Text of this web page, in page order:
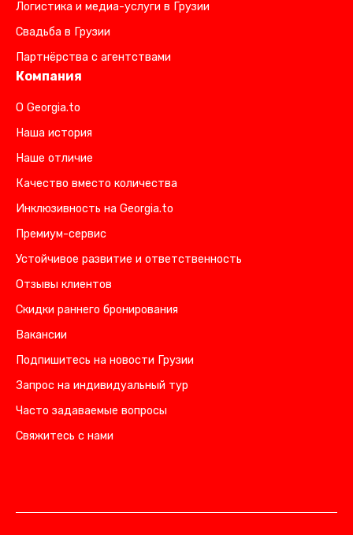
Логистика и медиа-услуги в Грузии
Свадьба в Грузии
Партнёрства с агентствами
Компания
О Georgia.to
Наша история
Наше отличие
Качество вместо количества
Инклюзивность на Georgia.to
Премиум-сервис
Устойчивое развитие и ответственность
Отзывы клиентов
Скидки раннего бронирования
Вакансии
Подпишитесь на новости Грузии
Запрос на индивидуальный тур
Часто задаваемые вопросы
Свяжитесь с нами